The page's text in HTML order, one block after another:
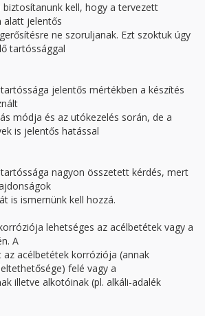
kell, hogy a tervezett
alatt jelentős
ne szoruljanak. Ezt szoktuk úgy
tartóssággal
jelentős mértékben a készítés
módja és az utókezelés során, de a
is jelentős hatással
nagyon összetett kérdés, mert
is ismernünk kell hozzá.
lehetséges az acélbetétek vagy a
A
az acélbetétek korróziója (annak
felé vagy a
illetve alkotóinak (pl. alkáli-adalék